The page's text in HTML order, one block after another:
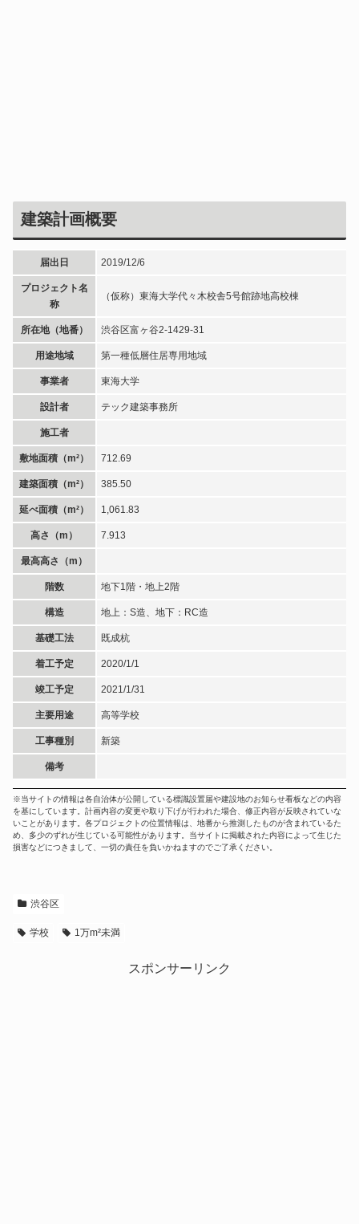
建築計画概要
届出日 2019/12/6
プロジェクト名
称
（仮称）東海大学代々木校舎5号館跡地高校棟
所在地（地番） 渋谷区富ヶ谷2-1429-31
用途地域 第一種低層住居専用地域
事業者 東海大学
設計者 テック建築事務所
施工者
敷地面積（m²） 712.69
建築面積（m²） 385.50
延べ面積（m²） 1,061.83
高さ（m） 7.913
最高高さ（m）
階数 地下1階・地上2階
構造 地上：S造、地下：RC造
基礎工法 既成杭
着工予定 2020/1/1
竣工予定 2021/1/31
主要用途 高等学校
工事種別 新築
備考
※当サイトの情報は各自治体が公開している標識設置届や建設地のお知らせ看板などの内容
を基にしています。計画内容の変更や取り下げが行われた場合、修正内容が反映されていな
いことがあります。各プロジェクトの位置情報は、地番から推測したものが含まれているた
め、多少のずれが生じている可能性があります。当サイトに掲載された内容によって生じた
損害などにつきまして、一切の責任を負いかねますのでご了承ください。
渋谷区
学校 1万m²未満
スポンサーリンク